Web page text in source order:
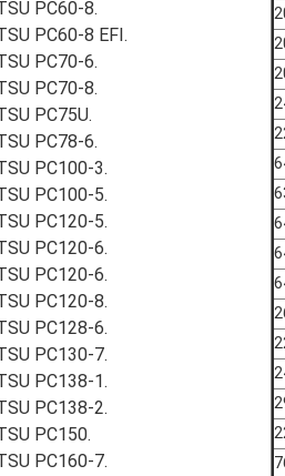
PC60-8.
PC60-8 EFI.
PC70-6.
PC70-8.
PC75U.
PC78-6.
PC100-3.
PC100-5.
PC120-5.
PC120-6.
PC120-6.
PC120-8.
PC128-6.
PC130-7.
PC138-1.
PC138-2.
PC150.
PC160-7.